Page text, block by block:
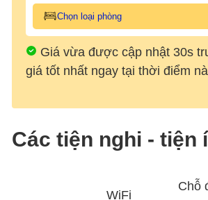
Chọn loại phòng
Giá vừa được cập nhật 30s
giá tốt nhất ngay tại thời điểm
Các tiện nghi - tiện
WiFi
Chỗ